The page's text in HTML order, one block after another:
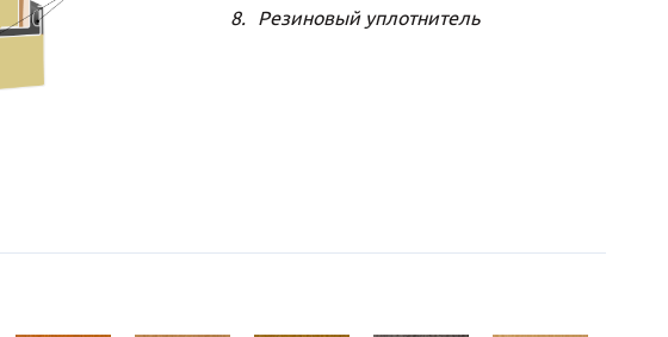
Резиновый уплотнитель